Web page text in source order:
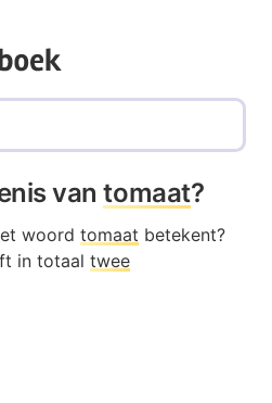
vantomaat?
woord tomaat betekent?
in totaal twee